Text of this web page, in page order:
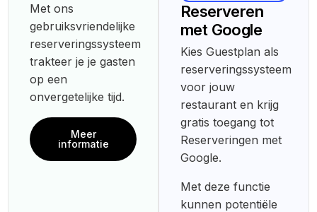
Met ons
gebruiksvriendelijke
reserveringssysteem
trakteer je je gasten
op een
onvergetelijke tijd.
Meer
informatie
Reserveren
met Google
Kies Guestplan als
reserveringssysteem
voor jouw
restaurant en krijg
gratis toegang tot
Reserveringen met
Google.
Met deze functie
kunnen potentiële